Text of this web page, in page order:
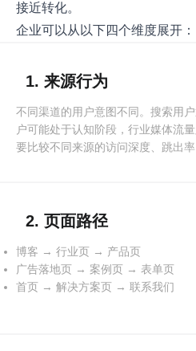
接近转化。
企业可以从以下四个维度展开：
1. 来源行为
不同渠道的用户意图不同。搜索用
户可能处于认知阶段，行业媒体流
要比较不同来源的访问深度、跳出
2. 页面路径
博客 → 行业页 → 产品页
广告落地页 → 案例页 → 表单页
首页 → 解决方案页 → 联系我们